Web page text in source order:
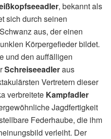
, bekannt als
sich durch seinen
aus, der einen
Körpergefieder bildet.
und den auffälligen
Schreiseeadleraus
Vertretern dieser
verbreitete Kampfadler
Jagdfertigkeit
Federhaube, die ihm
verleiht. Der